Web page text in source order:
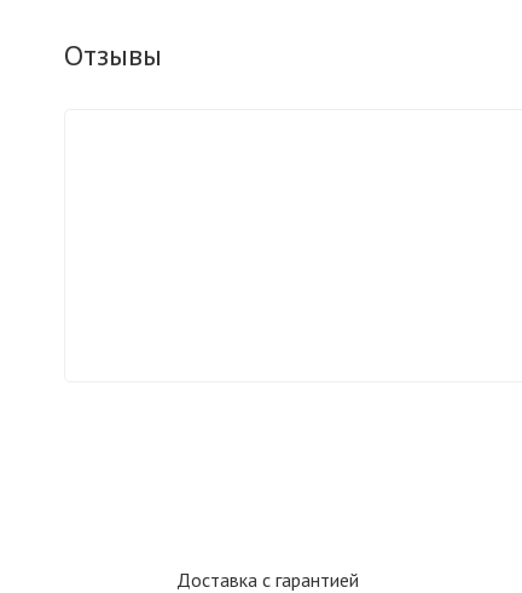
Отзывы
Доставка с гарантией